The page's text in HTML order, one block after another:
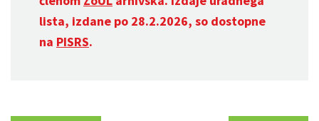
lista, izdane po 28.2.2026, so dostopne
na PISRS.